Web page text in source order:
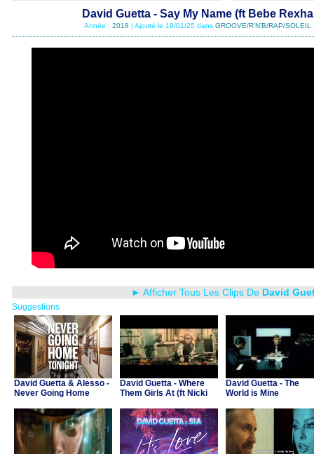
David Guetta - Say My Name (ft Bebe
Année : 2018 | Ajouté le 19/01/25 dans GROOVE/R'N'B/RAP/SOLEIL
► Afficher Tous Les Clips De David
Suggestions
David Guetta & Alesso -
Never Going Home
Love)
David Guetta - Where
Them Girls At (ft Nicki
David Guetta - The
World is Mine